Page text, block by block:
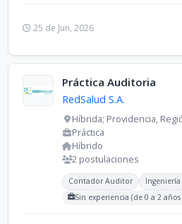
25 de Jun, 2026
Práctica Auditoria
RedSalud S.A.
Híbrida; Providencia,
Práctica
Híbrido
2 postulaciones
Carreras buscadas:
Contador Auditor
Sin experiencia (de 0 a 2